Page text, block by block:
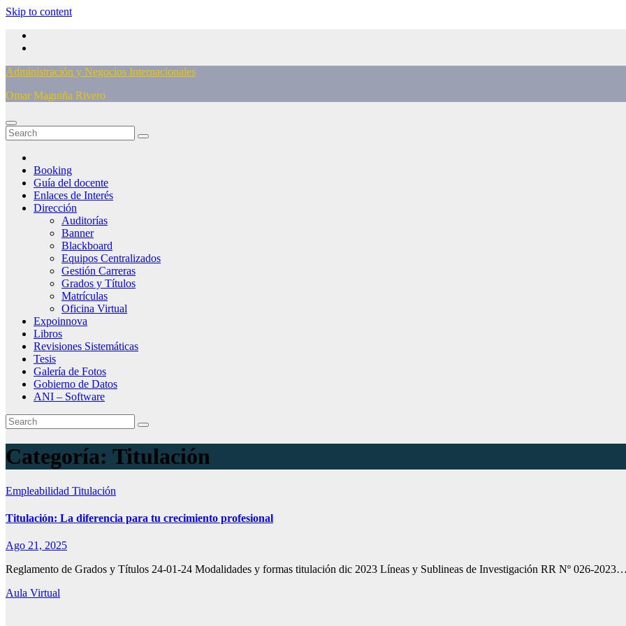
Skip to content
Administración y Negocios Internacionales
Omar Maguiña Rivero
Booking
Guía del docente
Enlaces de Interés
Dirección
Auditorías
Banner
Blackboard
Equipos Centralizados
Gestión Carreras
Grados y Títulos
Matrículas
Oficina Virtual
Expoinnova
Libros
Revisiones Sistemáticas
Tesis
Galería de Fotos
Gobierno de Datos
ANI – Software
Categoría: Titulación
Empleabilidad Titulación
Titulación: La diferencia para tu crecimiento profesional
Ago 21, 2025
Reglamento de Grados y Títulos 24-01-24 Modalidades y formas titulación dic 2023 Líneas y Sublineas de Investigación RR Nº 026-
Aula Virtual